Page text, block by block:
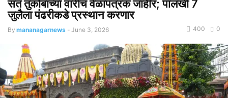
संत तुकोबांच्या वारीचं वेळापत्रक जाहीर; पालखी 7
जुलैला पंढरीकडे प्रस्थान करणार
By mananagarnews - June 3, 2026 0
400